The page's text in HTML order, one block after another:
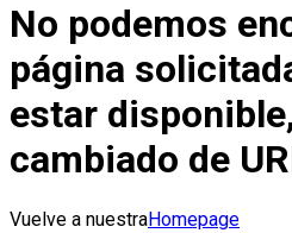
No podemos
página
estar
cambiado de
Vuelve a nuestraHomepage